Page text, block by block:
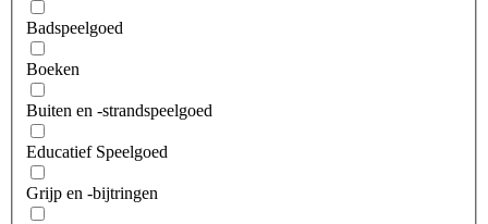
Badspeelgoed
Boeken
Buiten en -strandspeelgoed
Educatief Speelgoed
Grijp en -bijtringen